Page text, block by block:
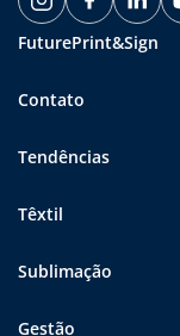
FuturePrint&Sign
Contato
Tendências
Têxtil
Sublimação
Gestão